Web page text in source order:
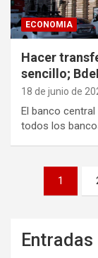
ECONOMIA
Hacer
sencillo;
18 de junio de
El banco
todos los
Paginación
1